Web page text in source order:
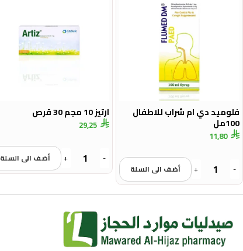
فلوميد دي ام شراب للاطفال
100مل
11,80
-
+ أضف الى السلة
ارتيز 10 مجم 30 قرص
29,25
-
+ أضف الى السلة